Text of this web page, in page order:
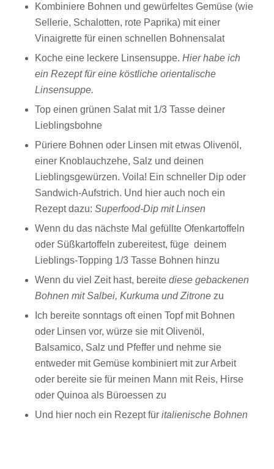
Kombiniere Bohnen und gewürfeltes Gemüse (wie
Sellerie, Schalotten, rote Paprika) mit einer
Vinaigrette für einen schnellen Bohnensalat
Koche eine leckere Linsensuppe. Hier habe ich
ein Rezept für eine köstliche orientalische
Linsensuppe.
Top einen grünen Salat mit 1/3 Tasse deiner
Lieblingsbohne
Püriere Bohnen oder Linsen mit etwas Olivenöl,
einer Knoblauchzehe, Salz und deinen
Lieblingsgewürzen. Voila! Ein schneller Dip oder
Sandwich-Aufstrich. Und hier auch noch ein
Rezept dazu: Superfood-Dip mit Linsen
Wenn du das nächste Mal gefüllte Ofenkartoffeln
oder Süßkartoffeln zubereitest, füge deinem
Lieblings-Topping 1/3 Tasse Bohnen hinzu
Wenn du viel Zeit hast, bereite diese gebackenen
Bohnen mit Salbei, Kurkuma und Zitronezu
Ich bereite sonntags oft einen Topf mit Bohnen
oder Linsen vor, würze sie mit Olivenöl,
Balsamico, Salz und Pfeffer und nehme sie
entweder mit Gemüse kombiniert mit zur Arbeit
oder bereite sie für meinen Mann mit Reis, Hirse
oder Quinoa als Büroessen zu
Und hier noch ein Rezept für italienische Bohnen